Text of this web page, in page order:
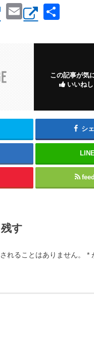
E
m
ail
この記事が気
いいねし
シ
LINE
す
れることはありません。 *